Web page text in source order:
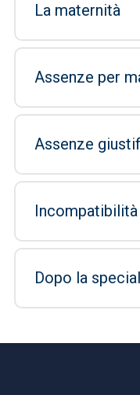
La maternità
Assenze per
Assenze
Incompatibilità
Dopo la